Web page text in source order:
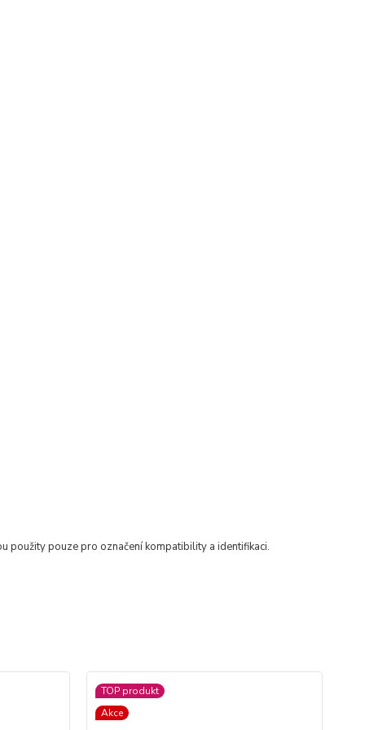
použity pouze pro označení kompatibility a identifikaci.
TOP produkt
Akce